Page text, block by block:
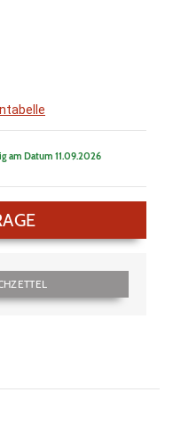
am Datum 11.09.2026